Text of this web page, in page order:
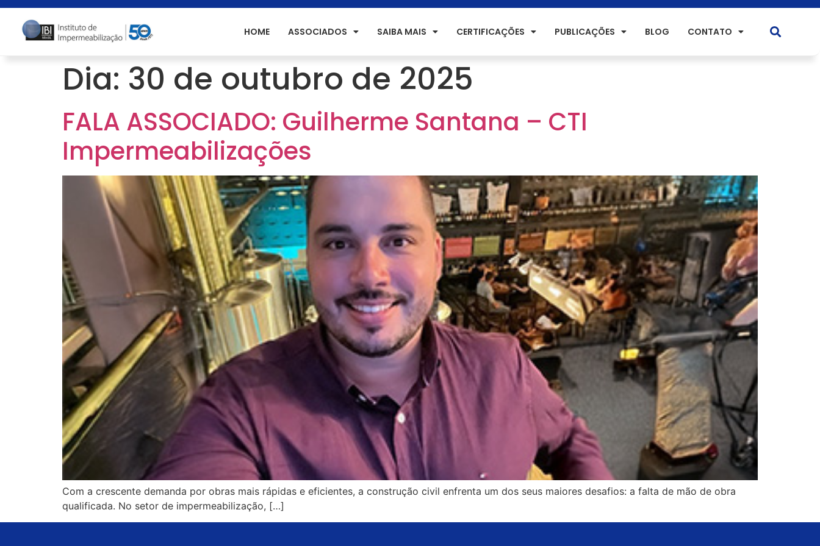
HOME ASSOCIADOS SAIBA MAIS CERTIFICAÇÕES PUBLICAÇÕES BLOG CONTATO
Dia: 30 de outubro de 2025
FALA ASSOCIADO: Guilherme Santana – CTI
Impermeabilizações
Com a crescente demanda por obras mais rápidas e eficientes, a construção civil enfrenta um dos seus maiores desafios: a falta de mão de obra
qualificada. No setor de impermeabilização, […]